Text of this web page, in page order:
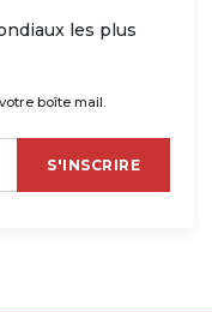
les plus
boîte mail.
S'INSCRIRE